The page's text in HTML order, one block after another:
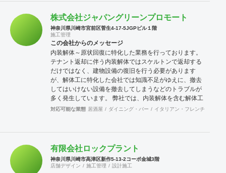
株式会社ジャパングリーンプロモート
神奈川県川崎市宮前区菅生4-17-5JGPビル１階
施工管理
この会社からのメッセージ
内装解体～原状回復に特化した業務を行っております。
テナント返却に伴う内装解体ではスケルトンで返却する
だけではなく、建物設備の復旧を行う必要があります
が、解体工に特化した会社では知識不足がゆえに、撤去
してはいけない設備を撤去してしまうなどのトラブルが
多く発生しています。 弊社では、内装解体を含む解体工
事、ビル一棟やマンションなどの大規模改修工事、リノ
を事前に把握する事ができます。 テナント返却前にクラ
イアント様と事前打ち合わせを行い、予想される原状回
復の範囲やオーナー側の原状回復の指示が不透明な場合
などは議事録を作成するなど過去の事例にあった幅広い
対応を行います。
対応可能な業態 居酒屋 ダイニング・バー イタリアン・フレンチ
有限会社ロックプラント
神奈川県川崎市高津区新作5-13-2コーポ金城3階
店舗デザイン
施工管理
設計施工